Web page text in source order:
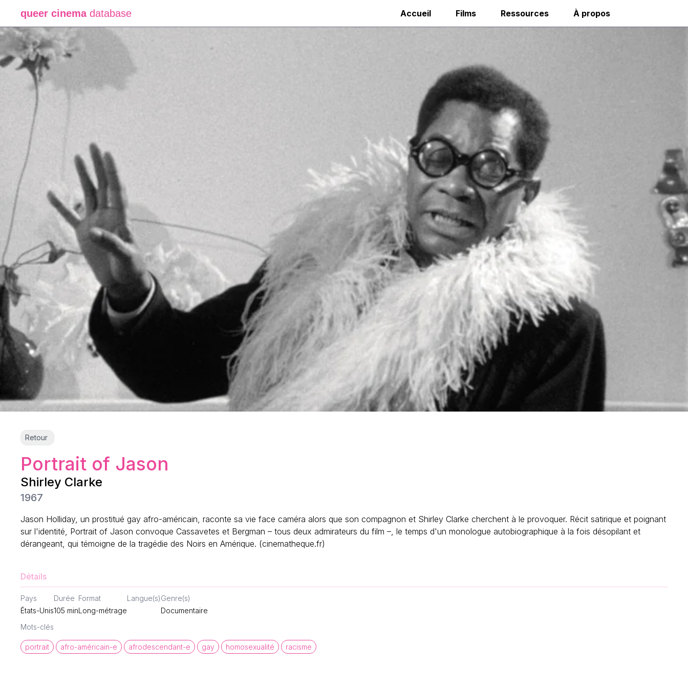
queer cinema database Accueil Films Ressources À propos
Retour
Portrait of Jason
Shirley Clarke
1967
Jason Holliday, un prostitué gay afro-américain, raconte sa vie face caméra alors que son compagnon et Shirley Clarke cherchent à le provoquer. Récit satirique et poignant
sur l'identité, Portrait of Jason convoque Cassavetes et Bergman – tous deux admirateurs du film –, le temps d'un monologue autobiographique à la fois désopilant et
dérangeant, qui témoigne de la tragédie des Noirs en Amérique. (cinematheque.fr)
Détails
Pays
États-Unis
Durée
105 min
Format
Long-métrage
Langue(s)Genre(s)
Documentaire
Mots-clés
portrait afro-américain-e afrodescendant-e gay homosexualité racisme